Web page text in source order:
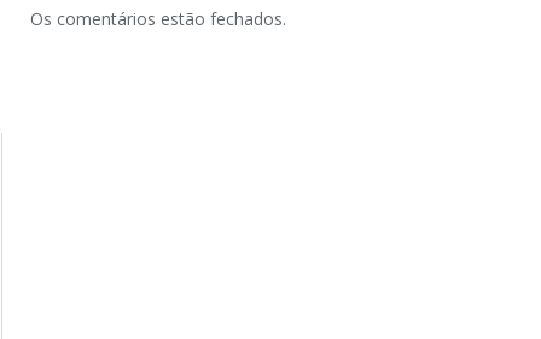
Os comentários estão fechados.